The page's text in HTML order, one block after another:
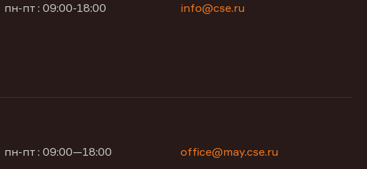
пн-пт : 09:00-18:00 info@cse.ru
пн-пт : 09:00—18:00
office@may.cse.ru